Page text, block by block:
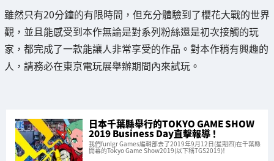
雖然只有20分鐘的有限時間，但充分體驗到了櫻花大戰的世界
觀，並且能感受到本作無論是對系列粉絲還是初次接觸的玩
家，都完成了一款能讓人非常享受的作品。對本作稍有興趣的
人，請務必在東京電玩展舉辦期間內來試玩。
日本千葉縣舉行的TOKYO GAME SHOW
2019 Business Day直擊報導 ！
我們funlgr Games編輯部去了2019年9月12日(星期四)在千葉縣
開幕的Tokyo Game Show2019(以下稱TGS2019)！